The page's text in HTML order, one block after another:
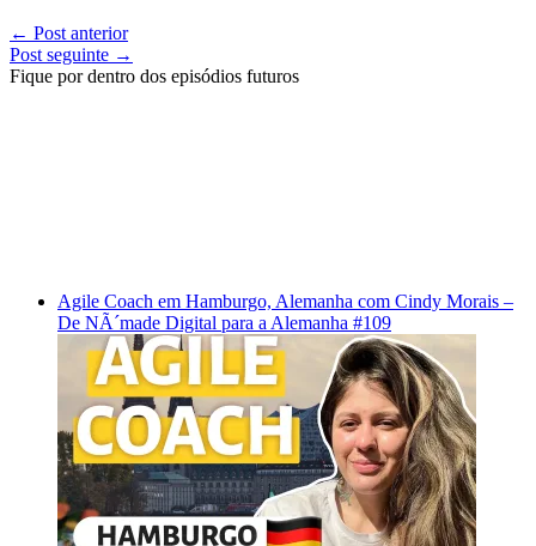
← Post anterior
Post seguinte →
Fique por dentro dos episódios futuros
Agile Coach em Hamburgo, Alemanha com Cindy Morais –
De NÃ´made Digital para a Alemanha #109